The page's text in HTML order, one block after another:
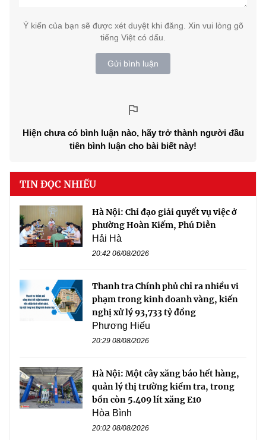
Ý kiến của bạn sẽ được xét duyệt khi đăng. Xin vui lòng gõ
tiếng Việt có dấu.
Gửi bình luận
Hiện chưa có bình luận nào, hãy trở thành người đầu
tiên bình luận cho bài biết này!
TIN ĐỌC NHIỀU
Hà Nội: Chỉ đạo giải quyết vụ việc ở
phường Hoàn Kiếm, Phú Diễn
Hải Hà
20:42 06/08/2026
Thanh tra Chính phủ chỉ ra nhiều vi
phạm trong kinh doanh vàng, kiến
nghị xử lý 93,733 tỷ đồng
Phương Hiếu
20:29 08/08/2026
Hà Nội: Một cây xăng báo hết hàng,
quản lý thị trường kiểm tra, trong
bồn còn 5.409 lít xăng E10
Hòa Bình
20:02 08/08/2026